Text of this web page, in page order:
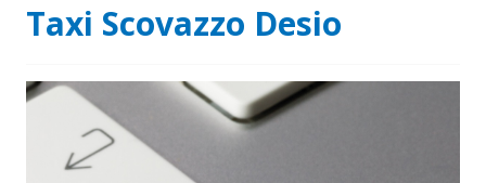
Taxi Scovazzo Desio